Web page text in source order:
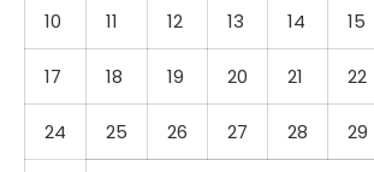
10 11 12 13 14 15
17 18 19 20 21 22
24 25 26 27 28 29